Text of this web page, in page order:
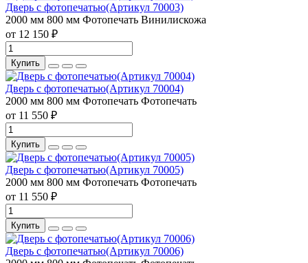
Дверь с фотопечатью(Артикул 70003)
2000 мм 800 мм Фотопечать Винилискожа
от 12 150 ₽
Купить
Дверь с фотопечатью(Артикул 70004)
2000 мм 800 мм Фотопечать Фотопечать
от 11 550 ₽
Купить
Дверь с фотопечатью(Артикул 70005)
2000 мм 800 мм Фотопечать Фотопечать
от 11 550 ₽
Купить
Дверь с фотопечатью(Артикул 70006)